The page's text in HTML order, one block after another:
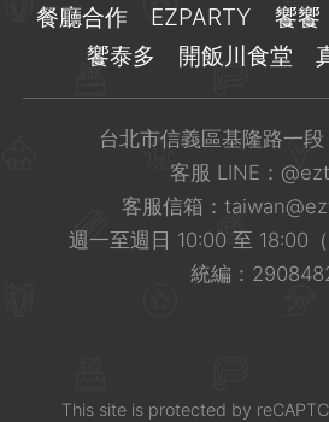
餐廳合作
EZPARTY 饗饗
饗泰多
開飯川食堂
台北市信義區基隆路一
客服 LINE：
客服信箱：
週一至週日 10:00 至 18:00（
統編：
This site is protected by